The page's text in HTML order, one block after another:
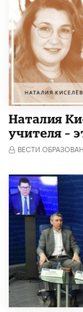
Наталия
учителя –
ВЕСТИ